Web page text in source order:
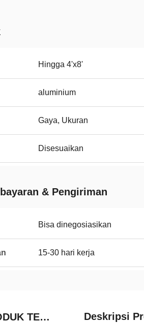
Hingga 4'x8'
aluminium
Gaya, Ukuran
Disesuaikan
& Pengiriman
Bisa dinegosiasikan
15-30 hari kerja
PRODUK-PRODUK TERKAIT Deskripsi